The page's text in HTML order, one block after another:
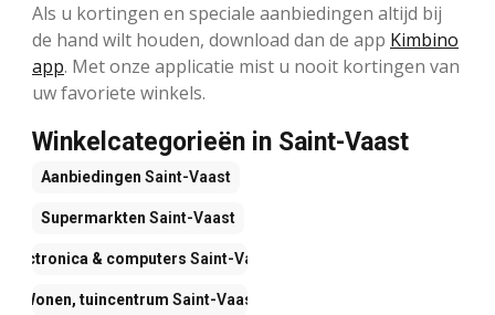
Als u kortingen en speciale aanbiedingen altijd bij
de hand wilt houden, download dan de app Kimbino
app. Met onze applicatie mist u nooit kortingen van
uw favoriete winkels.
Winkelcategorieën in Saint-Vaast
Aanbiedingen Saint-Vaast
Supermarkten Saint-Vaast
Electronica & computers Saint-Vaast
Wonen, tuincentrum Saint-Vaast